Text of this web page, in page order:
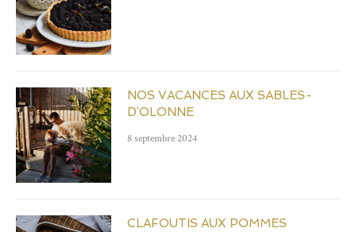
NOS VACANCES AUX SABLES-
D’OLONNE
8 septembre 2024
CLAFOUTIS AUX POMMES